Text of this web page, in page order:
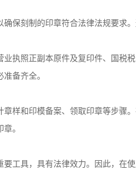
保刻制的印章符合法律法规要求
执照正副本原件及复印件、国税
备齐全。
样和印模备案、领取印章等步骤
。
工具，具有法律效力。因此，在